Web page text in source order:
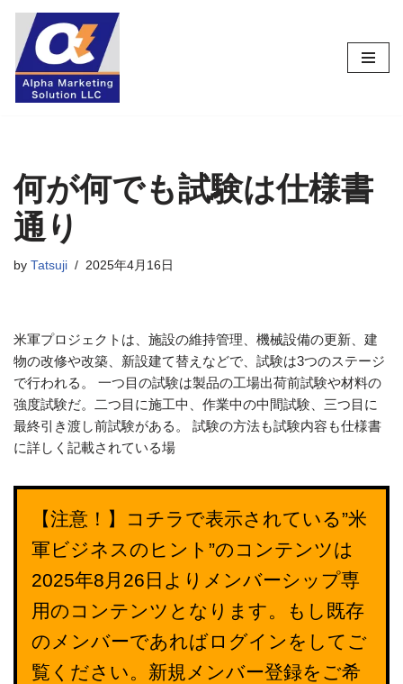
コ
ン
テ
ス
キ
ッ
プ
何が何でも試験は仕様書
通り
by Tatsuji 2025年4月16日
米軍プロジェクトは、施設の維持管理、機械設備の更新、建
物の改修や改築、新設建て替えなどで、試験は3つのステージ
で行われる。 一つ目の試験は製品の工場出荷前試験や材料の
強度試験だ。二つ目に施工中、作業中の中間試験、三つ目に
最終引き渡し前試験がある。 試験の方法も試験内容も仕様書
に詳しく記載されている場
【注意！】コチラで表示されている”米
軍ビジネスのヒント”のコンテンツは
2025年8月26日よりメンバーシップ専
用のコンテンツとなります。もし既存
のメンバーであればログインをしてご
覧ください。新規メンバー登録をご希